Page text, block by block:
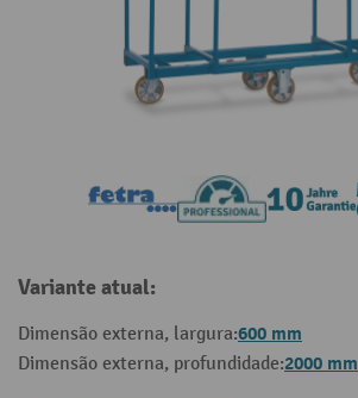
Variante atual:
Dimensão externa, largura:600 mm
Dimensão externa, profundidade:2000 mm